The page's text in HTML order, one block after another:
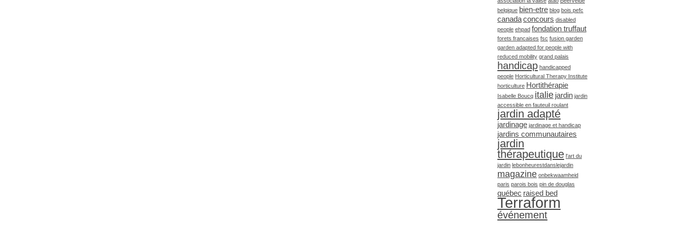
belgique bien-etre blog bois pefc
canadaconcours disabled
people ehpad fondation truffaut
forets francaises fsc fusion garden
garden adapted for people with
reduced mobility grand palais
handicap handicapped
people Horticultural Therapy Institute
horticulture Hortithérapie
Isabelle Boucq italie jardin jardin
accessible en fauteuil roulant
jardin adapté
jardinage jardinage et handicap
jardins communautaires
jardin
thérapeutique l'art du
jardin lebonheurestdanslejardin
magazine onbekwaamheid
paris parois bois pin de douglas
québec raised bed
Terraform
événement